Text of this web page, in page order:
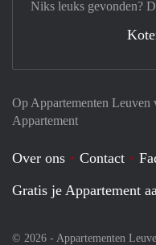
Op Appartementen
Appartement
Over ons Contact
Gratis je Appartement
© 2026 - Appartementen
Niks leuks gevonden?